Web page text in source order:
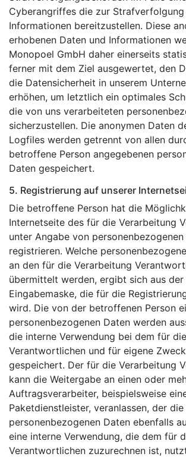
Cyberangriffes die zur
Informationen bereitzustellen. Diese
erhobenen Daten und Informationen
Monopoel GmbH daher einerseits
ferner mit dem Ziel ausgewertet, den
die Datensicherheit in unserem
erhöhen, um letztlich ein optimales
die von uns verarbeiteten
sicherzustellen. Die anonymen Daten
Logfiles werden getrennt von allen
betroffene Person angegebenen
Daten gespeichert.
5. Registrierung auf unserer
Die betroffene Person hat die
Internetseite des für die Verarbeitung
unter Angabe von
registrieren. Welche
an den für die Verarbeitung
übermittelt werden, ergibt sich aus
Eingabemaske, die für die
wird. Die von der betroffenen Person
personenbezogenen Daten werden
die interne Verwendung bei dem für
Verantwortlichen und für eigene
gespeichert. Der für die Verarbeitung
kann die Weitergabe an einen oder
Auftragsverarbeiter, beispielsweise
Paketdienstleister, veranlassen, der die
personenbezogenen Daten ebenfalls
eine interne Verwendung, die dem für
Verantwortlichen zuzurechnen ist,